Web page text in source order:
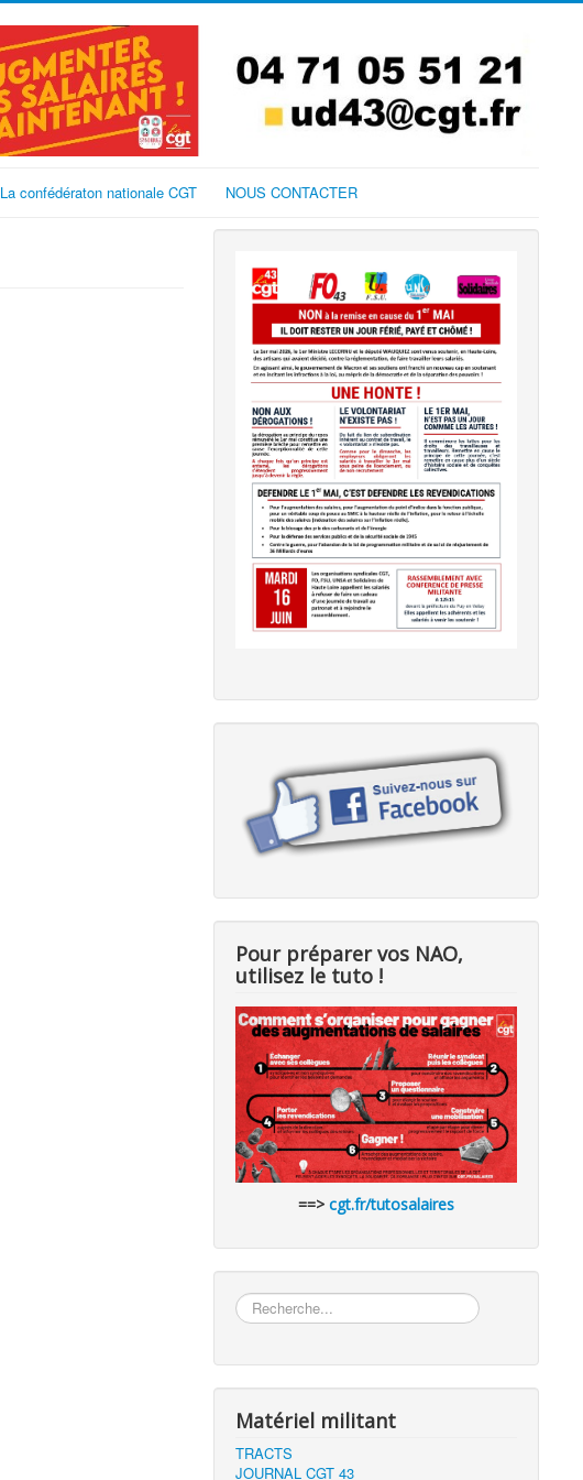
La confédératon nationale CGT NOUS CONTACTER
Pour préparer vos NAO,
utilisez le tuto !
==>cgt.fr/tutosalaires
Rechercher
Matériel militant
TRACTS
JOURNAL CGT 43